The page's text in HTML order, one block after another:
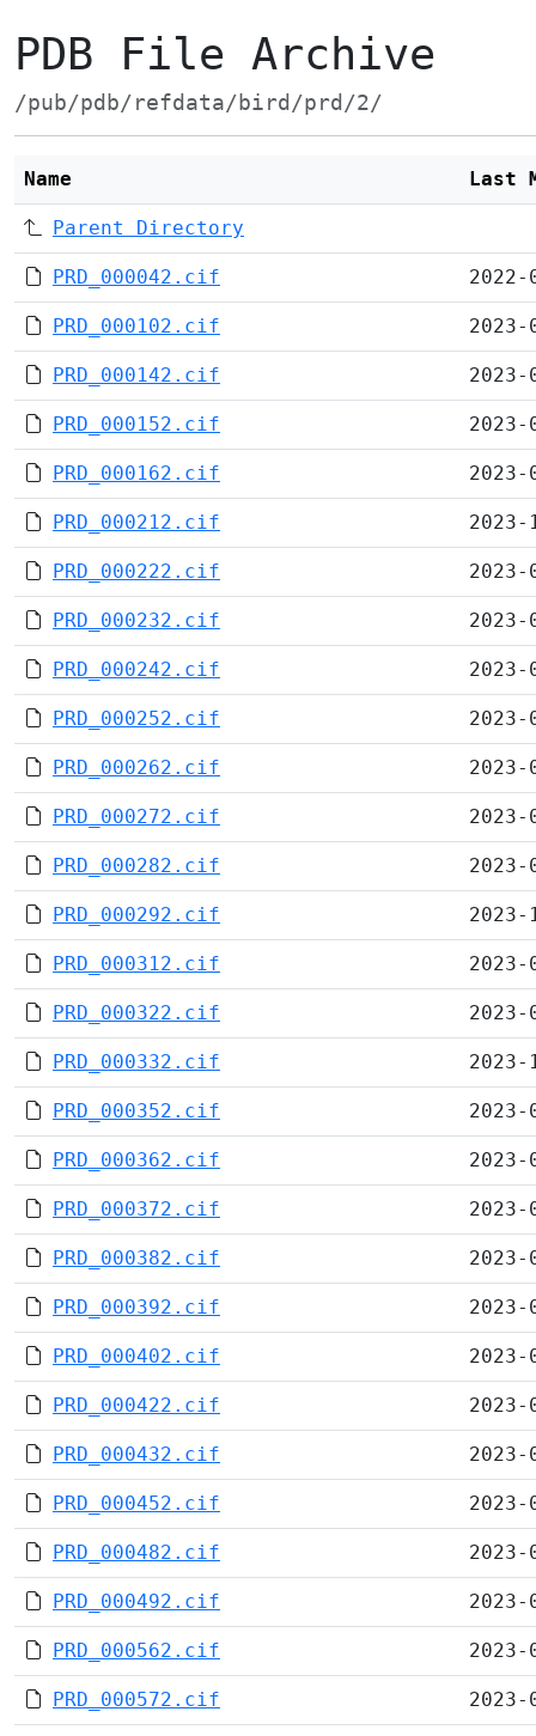
PDB File Archive
/pub/pdb/refdata/bird/prd/2/
Name Last
Parent Directory
PRD_000042.cif
PRD_000102.cif
PRD_000142.cif
PRD_000152.cif
PRD_000162.cif
PRD_000212.cif
PRD_000222.cif
PRD_000232.cif
PRD_000242.cif
PRD_000252.cif
PRD_000262.cif
PRD_000272.cif
PRD_000282.cif
PRD_000292.cif
PRD_000312.cif
PRD_000322.cif
PRD_000332.cif
PRD_000352.cif
PRD_000362.cif
PRD_000372.cif
PRD_000382.cif
PRD_000392.cif
PRD_000402.cif
PRD_000422.cif
PRD_000432.cif
PRD_000452.cif
PRD_000482.cif
PRD_000492.cif
PRD_000562.cif
PRD_000572.cif